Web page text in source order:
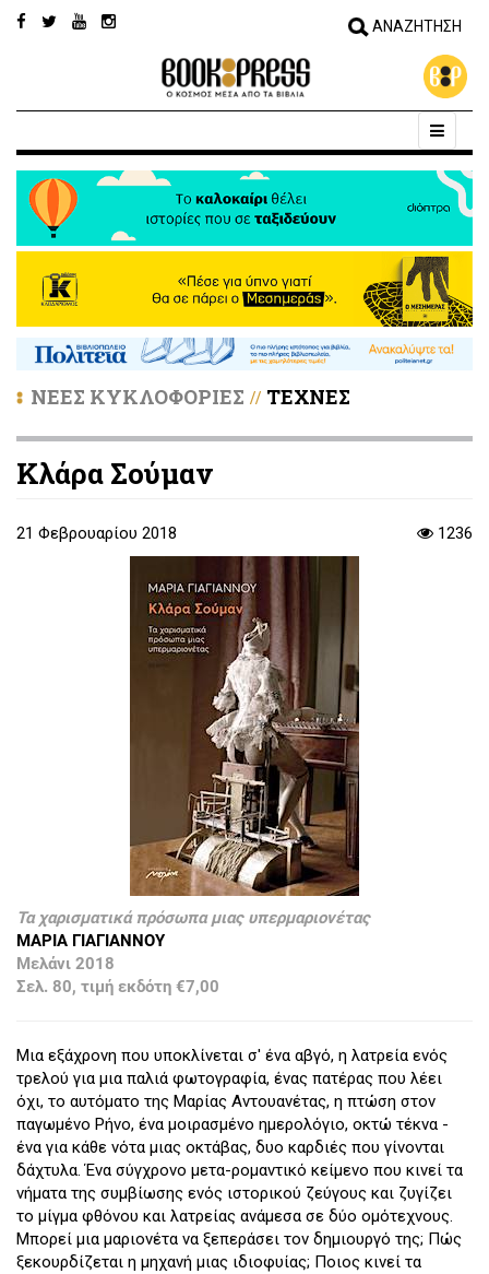
ΝΕΕΣ ΚΥΚΛΟΦΟΡΙΕΣ // ΤΕΧΝΕΣ
Κλάρα Σούμαν
21 Φεβρουαρίου 2018 1236
Τα χαρισματικά πρόσωπα μιας υπερμαριονέτας
ΜΑΡΙΑ ΓΙΑΓΙΑΝΝΟΥ
Μελάνι 2018
Σελ. 80, τιμή εκδότη €7,00
Μια εξάχρονη που υποκλίνεται σ' ένα αβγό, η λατρεία ενός
τρελού για μια παλιά φωτογραφία, ένας πατέρας που λέει
όχι, το αυτόματο της Μαρίας Αντουανέτας, η πτώση στον
παγωμένο Ρήνο, ένα μοιρασμένο ημερολόγιο, οκτώ τέκνα -
ένα για κάθε νότα μιας οκτάβας, δυο καρδιές που γίνονται
δάχτυλα. Ένα σύγχρονο μετα-ρομαντικό κείμενο που κινεί τα
νήματα της συμβίωσης ενός ιστορικού ζεύγους και ζυγίζει
το μίγμα φθόνου και λατρείας ανάμεσα σε δύο ομότεχνους.
Μπορεί μια μαριονέτα να ξεπεράσει τον δημιουργό της; Πώς
ξεκουρδίζεται η μηχανή μιας ιδιοφυίας; Ποιος κινεί τα